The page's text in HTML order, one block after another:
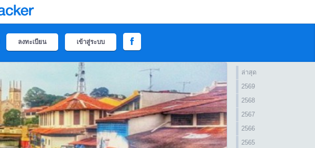
ลงทะเบียน เข้าสู่ระบบ
ล่าสุด
2569
2568
2567
2566
2565